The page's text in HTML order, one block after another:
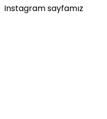
Instagram sayfamız